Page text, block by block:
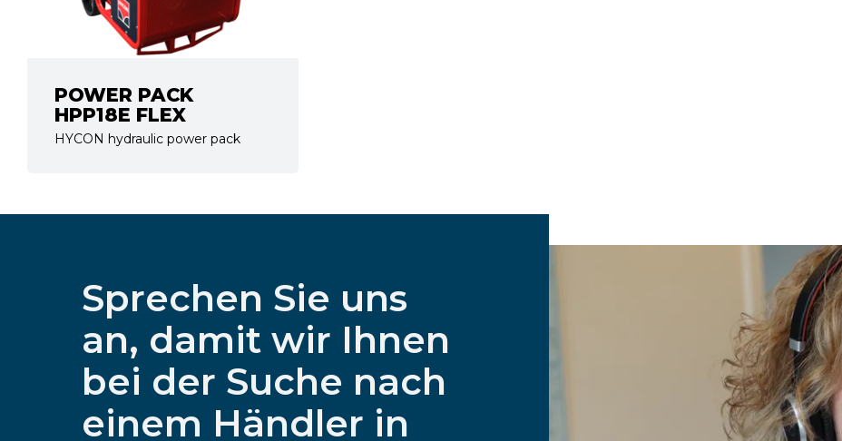
POWER PACK
HPP18E FLEX
HYCON hydraulic power pack
Sprechen Sie uns
an, damit wir Ihnen
bei der Suche nach
einem Händler in